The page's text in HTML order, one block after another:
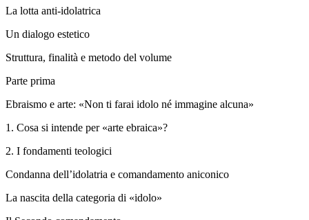
La lotta anti-idolatrica
Un dialogo estetico
Struttura, finalità e metodo del volume
Parte prima
Ebraismo e arte: «Non ti farai idolo né immagine alcuna»
1. Cosa si intende per «arte ebraica»?
2. I fondamenti teologici
Condanna dell’idolatria e comandamento aniconico
La nascita della categoria di «idolo»